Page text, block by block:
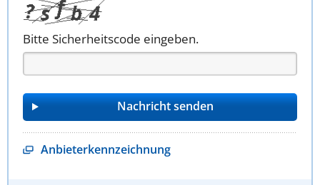
Bitte Sicherheitscode eingeben.
Anbieterkennzeichnung